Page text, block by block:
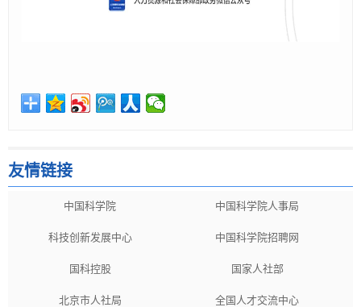
友情链接
中国科学院 中国科学院人事局
科技创新发展中心 中国科学院招聘网
国科控股 国家人社部
北京市人社局 全国人才交流中心